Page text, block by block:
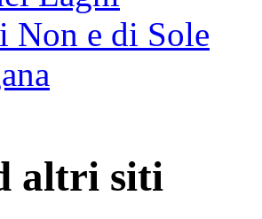
Non e di Sole
altri siti